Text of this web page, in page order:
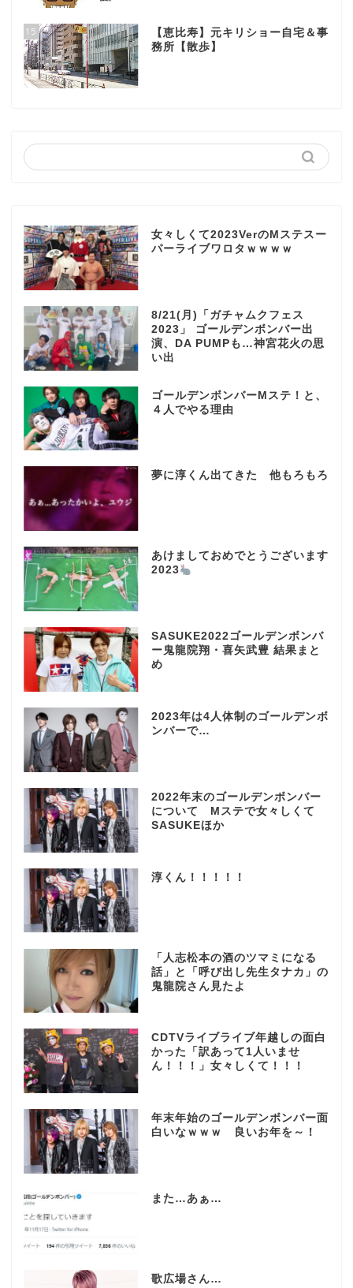
15
【恵比寿】元キリショー自宅＆事
務所【散歩】
女々しくて2023VerのMステスー
パーライブワロタｗｗｗｗ
8/21(月)「ガチャムクフェス
2023」 ゴールデンボンバー出
演、DA PUMPも…神宮花火の思
い出
ゴールデンボンバーMステ！と、
４人でやる理由
夢に淳くん出てきた 他もろもろ
あけましておめでとうございます
2023
SASUKE2022ゴールデンボンバ
ー鬼龍院翔・喜矢武豊 結果まと
め
2023年は4人体制のゴールデンボ
ンバーで…
2022年末のゴールデンボンバー
について Mステで女々しくて
SASUKEほか
淳くん！！！！！
「人志松本の酒のツマミになる
話」と「呼び出し先生タナカ」の
鬼龍院さん見たよ
CDTVライブライブ年越しの面白
かった「訳あって1人いませ
ん！！！」女々しくて！！！
年末年始のゴールデンボンバー面
白いなｗｗｗ 良いお年を～！
また…あぁ…
歌広場さん…